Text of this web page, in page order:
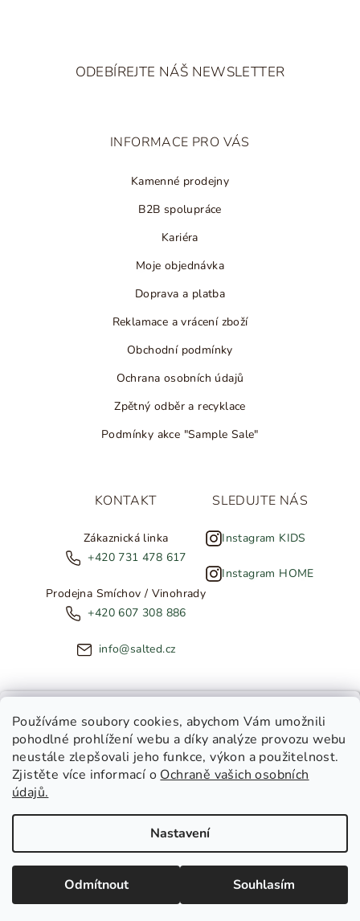
Používáme soubory cookies, abychom Vám umožnili
pohodlné prohlížení webu a díky analýze provozu webu
neustále zlepšovali jeho funkce, výkon a použitelnost.
Zjistěte více informací o Ochraně vašich osobních
údajů.
Nastavení
Odmítnout Souhlasím
ODEBÍREJTE NÁŠ NEWSLETTER
INFORMACE PRO VÁS
Kamenné prodejny
B2B spolupráce
Kariéra
Moje objednávka
Doprava a platba
Reklamace a vrácení zboží
Obchodní podmínky
Ochrana osobních údajů
Zpětný odběr a recyklace
Podmínky akce "Sample Sale"
KONTAKT
Zákaznická linka
+420 731 478 617
Prodejna Smíchov / Vinohrady
+420 607 308 886
info@salted.cz
SLEDUJTE NÁS
Instagram KIDS
Instagram HOME
Copyright 2026SALTED. Všechna práva vyhrazena.Upravit
nastavení cookies
NOVINKY ZE SALTED
Toužíte dostávat novinky z
Salted Home
Salted Kids & Home
Chci být v obraze!